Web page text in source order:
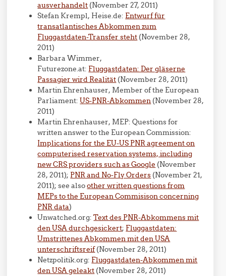
ausverhandelt (November 27, 2011)
Stefan Krempl, Heise.de: Entwurf für
transatlantisches Abkommen zum
Fluggastdaten-Transfer steht (November 28,
2011)
Barbara Wimmer,
Futurezone.at: Fluggastdaten: Der gläserne
Passagier wird Realität (November 28, 2011)
Martin Ehrenhauser, Member of the European
Parliament:US-PNR-Abkommen (November 28,
2011)
Martin Ehrenhauser, MEP: Questions for
written answer to the European Commission:
Implications for the EU-US PNR agreement on
computerised reservation systems, including
new CRS providers such as Google (November
28, 2011); PNR and No-Fly Orders (November 21,
2011); see alsoother written questions from
MEPs to the European Commisison concerning
PNR data)
Unwatched.org:Text des PNR-Abkommens mit
den USA durchgesickert; Fluggastdaten:
Umstrittenes Abkommen mit den USA
unterschriftsreif(November 28, 2011)
Netzpolitik.org: Fluggastdaten-Abkommen mit
den USA geleakt (November 28, 2011)